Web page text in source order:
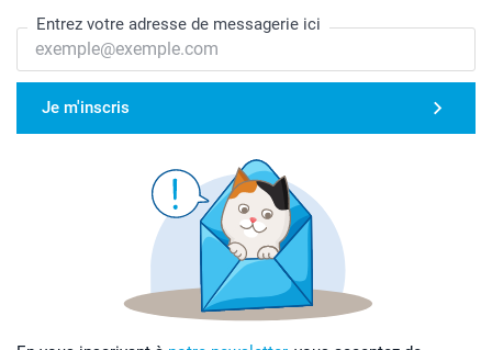
Entrez votre adresse de messagerie ici
Je m'inscris